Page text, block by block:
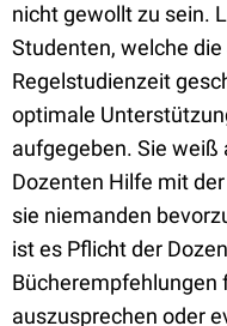
nicht gewollt zu sein.
Studenten, welche
Regelstudienzeit
optimale
aufgegeben. Sie weiß
Dozenten Hilfe mit
sie niemanden
ist es Pflicht der
Bücherempfehlungen
auszusprechen oder